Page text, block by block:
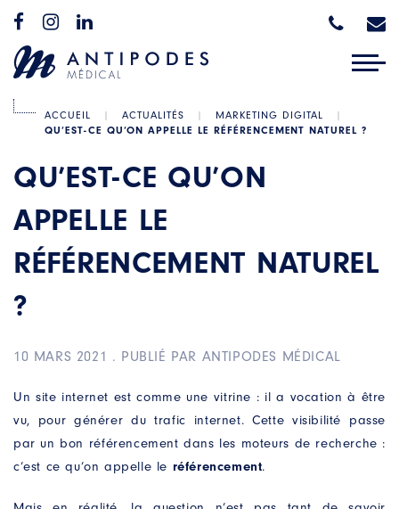
ACCUEIL | ACTUALITÉS | MARKETING DIGITAL
|
QU’EST-CE QU’ON APPELLE LE RÉFÉRENCEMENT NATUREL ?
QU’EST-CE QU’ON
APPELLE LE
RÉFÉRENCEMENT NATUREL
?
10 MARS 2021 . PUBLIÉ PAR ANTIPODES MÉDICAL
Un site internet est comme une vitrine : il a vocation à être
vu, pour générer du trafic internet. Cette visibilité passe
par un bon référencement dans les moteurs de recherche :
c’est ce qu’on appelle le référencement.